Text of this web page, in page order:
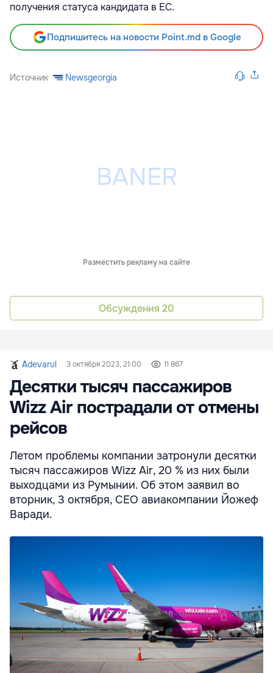
получения статуса кандидата в ЕС.
Подпишитесь на новости Point.md в Google
Источник Newsgeorgia
Разместить рекламу на сайте
Обсуждения 20
Adevarul 3 октября 2023, 21:00 11 867
Десятки тысяч пассажиров
Wizz Air пострадали от отмены
рейсов
Летом проблемы компании затронули десятки
тысяч пассажиров Wizz Air, 20 % из них были
выходцами из Румынии. Об этом заявил во
вторник, 3 октября, CEO авиакомпании Йожеф
Варади.